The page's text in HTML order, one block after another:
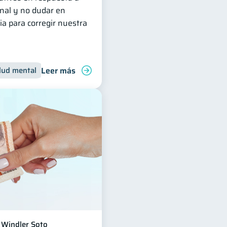
y no dudar en
para corregir nuestra
mental Inclusión financiera
Leer más
Windler Soto